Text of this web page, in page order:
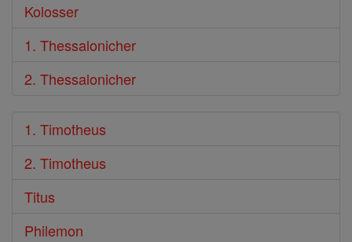
Kolosser
1. Thessalonicher
2. Thessalonicher
1. Timotheus
2. Timotheus
Titus
Philemon